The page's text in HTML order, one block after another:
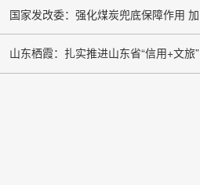
国家发改委：强化煤炭兜底保障作用 加大油气增储上产力度
山东栖霞：扎实推进山东省“信用+文旅”场景应用落地